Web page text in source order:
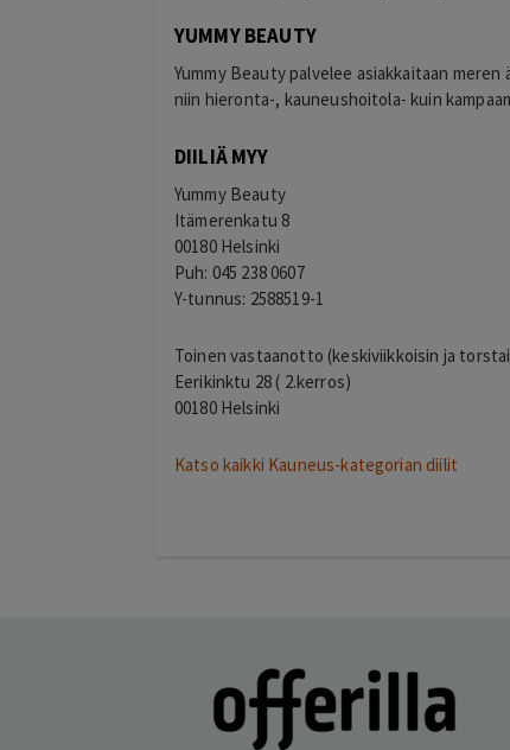
YUMMY BEAUTY
Yummy Beauty palvelee asiakkaitaan
niin hieronta-, kauneushoitola- kuin
DIILIÄ MYY
Yummy Beauty
Itämerenkatu 8
00180 Helsinki
Puh: 045 238 0607
Y-tunnus: 2588519-1
Toinen vastaanotto (keskiviikkoisin ja
Eerikinktu 28 ( 2.kerros)
00180 Helsinki
Katso kaikki Kauneus-kategorian diilit
Toni
Espoo
Hinta palvelulle oli hyvä, ja
selkeää ja vaivatonta